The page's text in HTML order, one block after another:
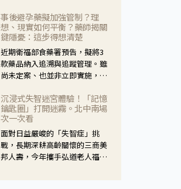
會理事長陳龍醫師解說！
事後避孕藥擬加強管制？理
想、現實如何平衡？藥師揭關
鍵隱憂：這步得想清楚
近期衛福部食藥署預告，擬將3
款藥品納入追溯與追蹤管理。雖
尚未定案、也並非立即實施，不
人杰藥師表示，這三款藥物目
的、作用、風險各有不同，管制
與否所帶來的後許影響也不同，
可先了解其特性。
沉浸式失智迷宮體驗！「記憶
鑰匙圈」打開迷霧。北中南場
次一次看
面對日益嚴峻的「失智症」挑
戰，長期深耕高齡關懷的三商美
邦人壽，今年攜手弘道老人福利